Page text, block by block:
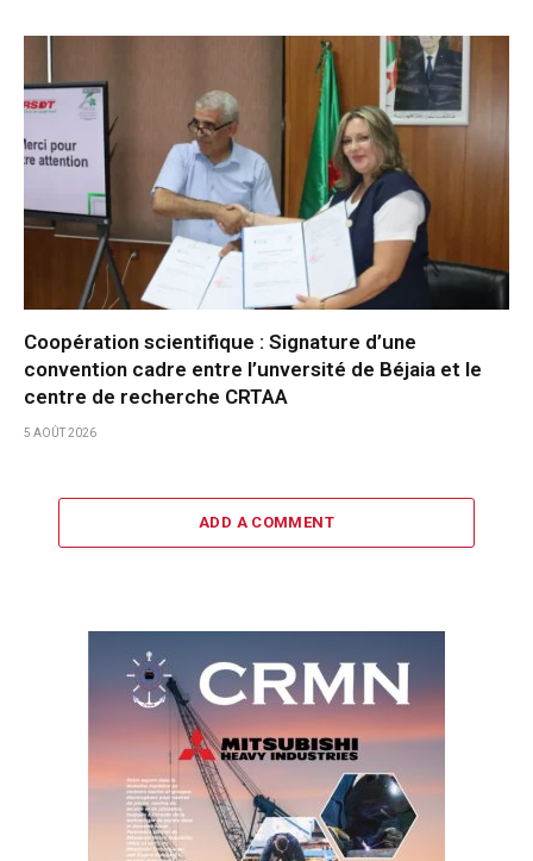
Coopération scientifique : Signature d’une
convention cadre entre l’unversité de Béjaia et le
centre de recherche CRTAA
5 AOÛT 2026
ADD A COMMENT